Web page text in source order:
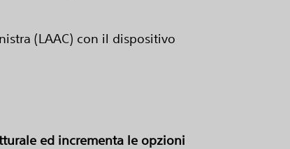
(LAAC) con il dispositivo
ed incrementa le opzioni